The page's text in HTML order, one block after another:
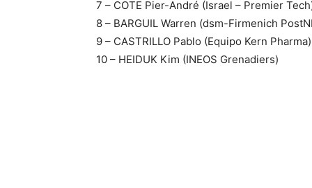
7 – COTE Pier-André (Israel – Premier
8 – BARGUIL Warren (dsm-Firmenich
9 – CASTRILLO Pablo (Equipo Kern Pharma)
10 – HEIDUK Kim (INEOS Grenadiers)